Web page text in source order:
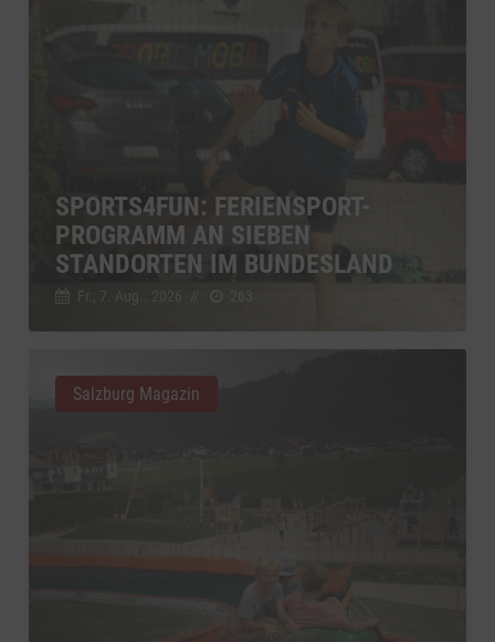
SPORTS4FUN: FERIENSPORT-
PROGRAMM AN SIEBEN
STANDORTEN IM BUNDESLAND
Fr., 7. Aug.. 2026 263
Salzburg Magazin